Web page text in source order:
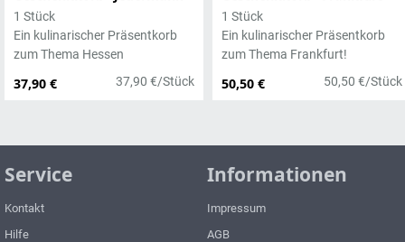
37,90 € 37,90 €/Stück
1 Stück
Ein kulinarischer Präsentkorb
zum Thema Hessen
50,50 € 50,50 €/Stück
1 Stück
Ein kulinarischer Präsentkorb
zum Thema Frankfurt!
Service
Kontakt
Hilfe
Informationen
Impressum
AGB